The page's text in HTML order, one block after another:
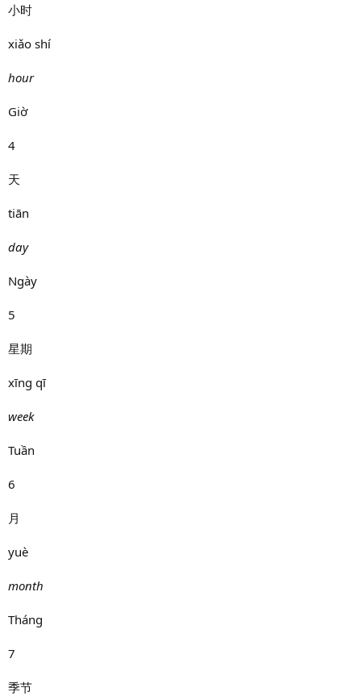
小时
xiǎo shí
hour
Giờ
4
天
tiān
day
Ngày
5
星期
xīng qī
week
Tuần
6
月
yuè
month
Tháng
7
季节